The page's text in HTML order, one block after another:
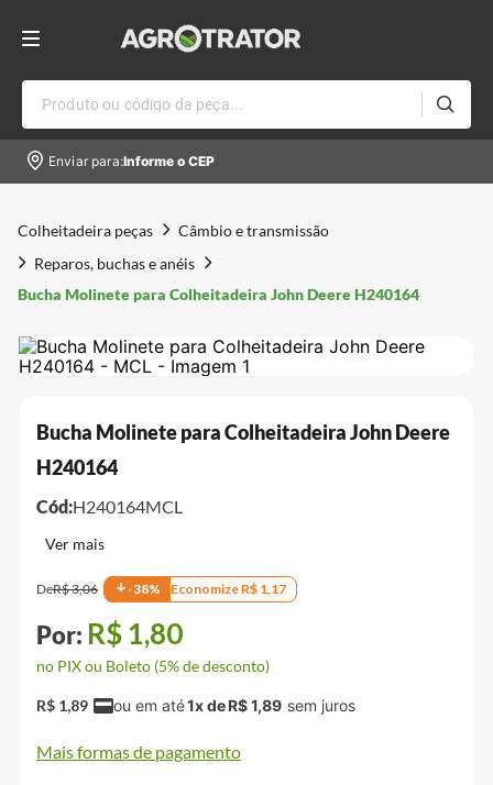
Produto ou código da peça...
Enviar para:Informe o CEP
Colheitadeira peças
Câmbio e transmissão
Reparos, buchas e anéis
Bucha Molinete para Colheitadeira John Deere H240164
Bucha Molinete para Colheitadeira John Deere
H240164
Cód:H240164MCL
DeR$3,06 -38% Economize R$ 1,17
R$ 1,80
no PIX ou Boleto (5% de desconto)
R$ 1,89 1x deR$1,89
Mais formas de pagamento